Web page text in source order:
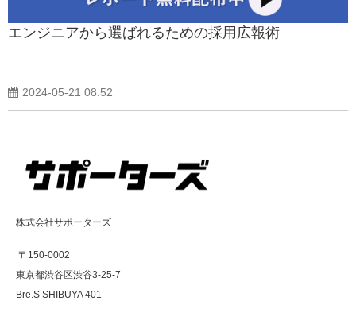
エンジニアから選ばれるための採用広報術
2024-05-21 08:52
株式会社サポーターズ
〒150-0002
東京都渋谷区渋谷3-25-7
Bre.S SHIBUYA 401